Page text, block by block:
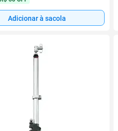
Adicionar à sacola